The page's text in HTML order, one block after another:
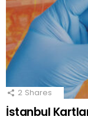
2 Shares
İstanbul